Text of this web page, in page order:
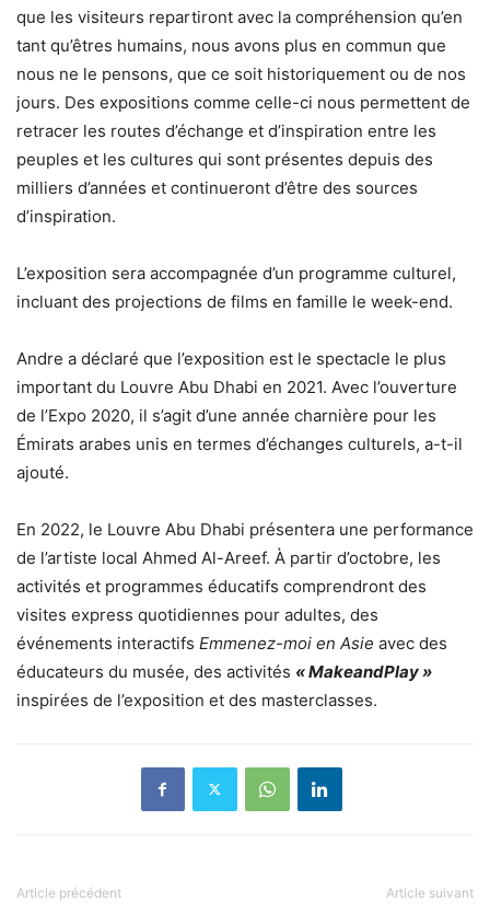
que les visiteurs repartiront avec la compréhension qu’en
tant qu’êtres humains, nous avons plus en commun que
nous ne le pensons, que ce soit historiquement ou de nos
jours. Des expositions comme celle-ci nous permettent de
retracer les routes d’échange et d’inspiration entre les
peuples et les cultures qui sont présentes depuis des
milliers d’années et continueront d’être des sources
d’inspiration.
L’exposition sera accompagnée d’un programme culturel,
incluant des projections de films en famille le week-end.
Andre a déclaré que l’exposition est le spectacle le plus
important du Louvre Abu Dhabi en 2021. Avec l’ouverture
de l’Expo 2020, il s’agit d’une année charnière pour les
Émirats arabes unis en termes d’échanges culturels, a-t-il
ajouté.
En 2022, le Louvre Abu Dhabi présentera une performance
de l’artiste local Ahmed Al-Areef. À partir d’octobre, les
activités et programmes éducatifs comprendront des
visites express quotidiennes pour adultes, des
événements interactifs Emmenez-moi en Asie avec des
éducateurs du musée, des activités « MakeandPlay »
inspirées de l’exposition et des masterclasses.
Article précédent Article suivant